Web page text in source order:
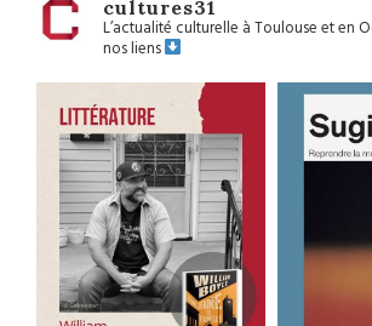
cultures31
L’actualité culturelle à Toulouse et en
nos liens